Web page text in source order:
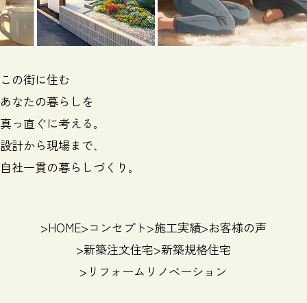
この街に住む
あなたの暮らしを
真っ直ぐに考える｡
設計から現場まで､
自社一貫の暮らしづくり｡
>HOME>コンセプト>施工実績>お客様の声
>新築注文住宅>新築規格住宅
> リフォームリノベーション